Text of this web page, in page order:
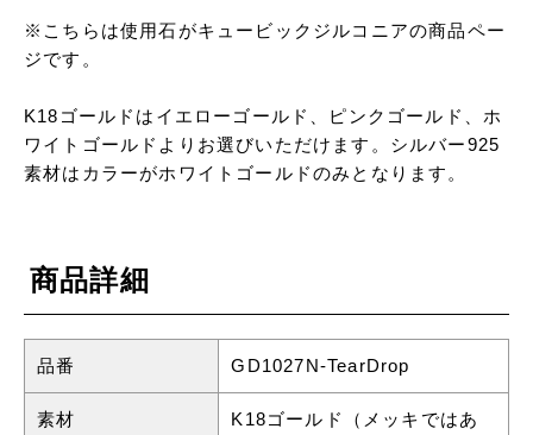
※こちらは使用石がキュービックジルコニアの商品ペー
ジです。
K18ゴールドはイエローゴールド、ピンクゴールド、ホ
ワイトゴールドよりお選びいただけます。シルバー925
素材はカラーがホワイトゴールドのみとなります。
商品詳細
品番 GD1027N-TearDrop
素材
K18ゴールド（メッキではあ